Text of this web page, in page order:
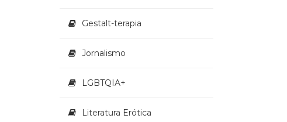
Gestalt-terapia
Jornalismo
LGBTQIA+
Literatura Erótica